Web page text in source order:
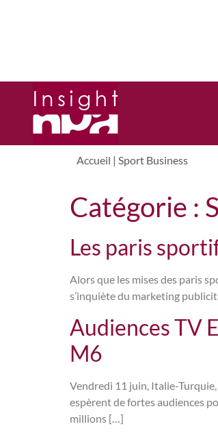
Accueil | Sport Business
Catégorie :
Les paris
Alors que les mises des paris
s’inquiète du marketing
Audiences TV
M6
Vendredi 11 juin, Italie-
espèrent de fortes audiences
millions […]